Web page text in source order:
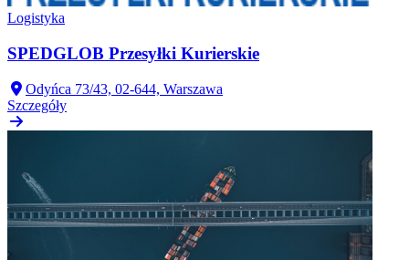
Logistyka
SPEDGLOB Przesyłki Kurierskie
Odyńca 73/43, 02-644, Warszawa
Szczegóły